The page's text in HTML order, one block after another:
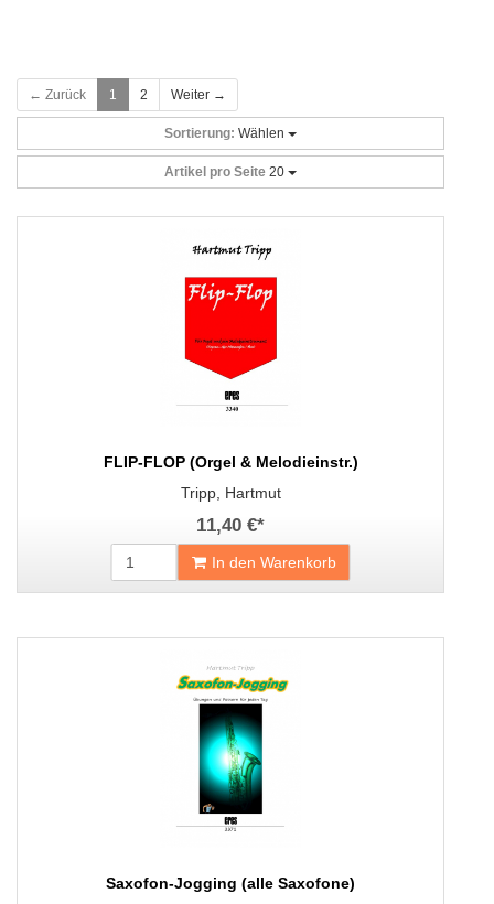
← Zurück 1 2 Weiter →
Sortierung: Wählen
Artikel pro Seite 20
FLIP-FLOP (Orgel & Melodieinstr.)
Tripp, Hartmut
11,40 €*
In den Warenkorb
Saxofon-Jogging (alle Saxofone)